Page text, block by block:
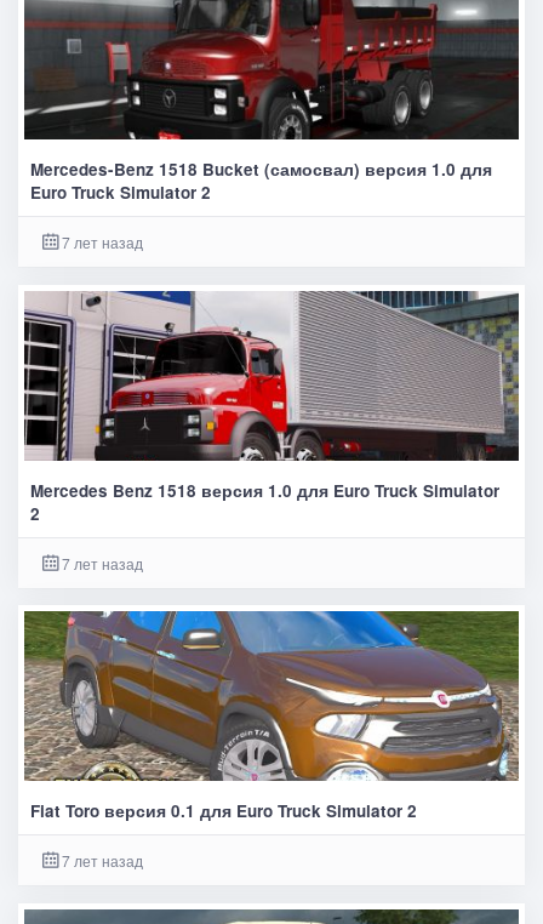
Mercedes-Benz 1518 Bucket (самосвал) версия 1.0 для
Euro Truck Simulator 2
7 лет назад
Mercedes Benz 1518 версия 1.0 для Euro Truck Simulator
2
7 лет назад
Fiat Toro версия 0.1 для Euro Truck Simulator 2
7 лет назад